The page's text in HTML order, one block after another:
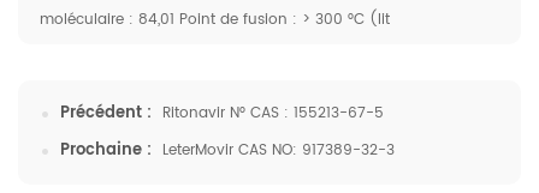
moléculaire : 84,01 Point de fusion : > 300 °C (lit
Précédent : Ritonavir N° CAS : 155213-67-5
Prochaine : LeterMovir CAS NO: 917389-32-3